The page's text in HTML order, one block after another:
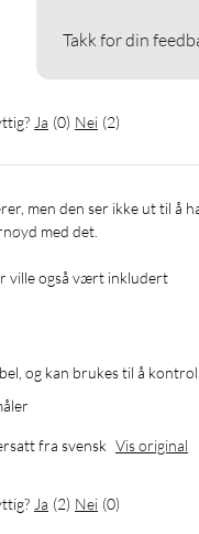
Takk for din
Ja (0) Nei (2)
med det.
ville også vært inkludert
og kan brukes til å
fra svensk Vis original
Ja (2) Nei (0)